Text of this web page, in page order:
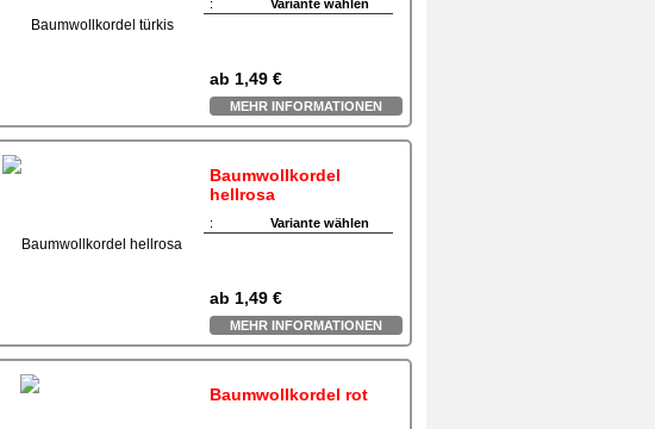
: Variante wählen
ab 1,49 €
MEHR INFORMATIONEN
Baumwollkordel
hellrosa
: Variante wählen
ab 1,49 €
MEHR INFORMATIONEN
Baumwollkordel rot